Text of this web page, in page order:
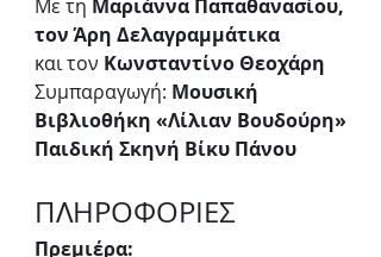
Με τη Μαριάννα Παπαθανασίου,
τον Άρη Δελαγραμμάτικα
και τον Κωνσταντίνο Θεοχάρη
Συμπαραγωγή: Μουσική
Βιβλιοθήκη «Λίλιαν Βουδούρη»
Παιδική Σκηνή Βίκυ Πάνου
ΠΛΗΡΟΦΟΡΙΕΣ
Πρεμιέρα: